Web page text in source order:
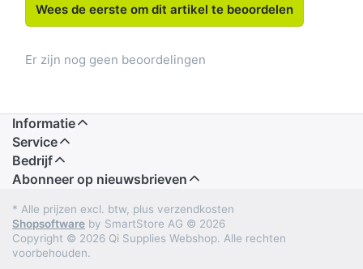
Wees de eerste om dit artikel te beoordelen
Er zijn nog geen beoordelingen
Informatie
Service
Bedrijf
Abonneer op nieuwsbrieven
* Alle prijzen excl. btw, plus verzendkosten
Shopsoftware by SmartStore AG © 2026
Copyright © 2026 Qi Supplies Webshop. Alle rechten
voorbehouden.